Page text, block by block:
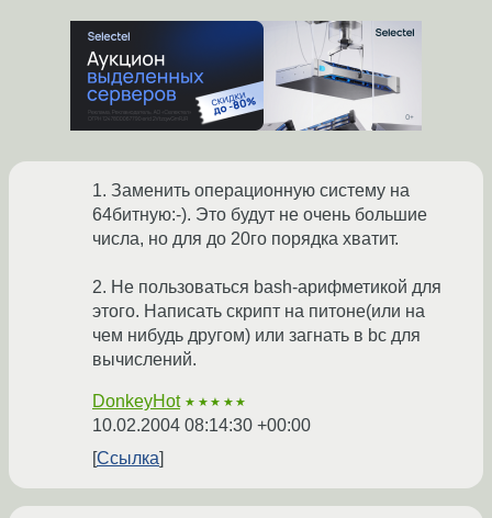
1. Заменить операционную систему на
64битную:-). Это будут не очень большие
числа, но для до 20го порядка хватит.
2. Не пользоваться bash-арифметикой для
этого. Написать скрипт на питоне(или на
чем нибудь другом) или загнать в bc для
вычислений.
DonkeyHot ★★★★★
10.02.2004 08:14:30 +00:00
Ссылка